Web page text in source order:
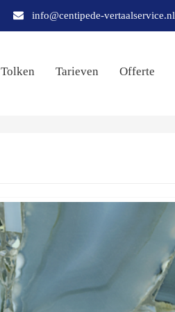
info@centipede-vertaalservice.nl
Tolken Tarieven Offerte